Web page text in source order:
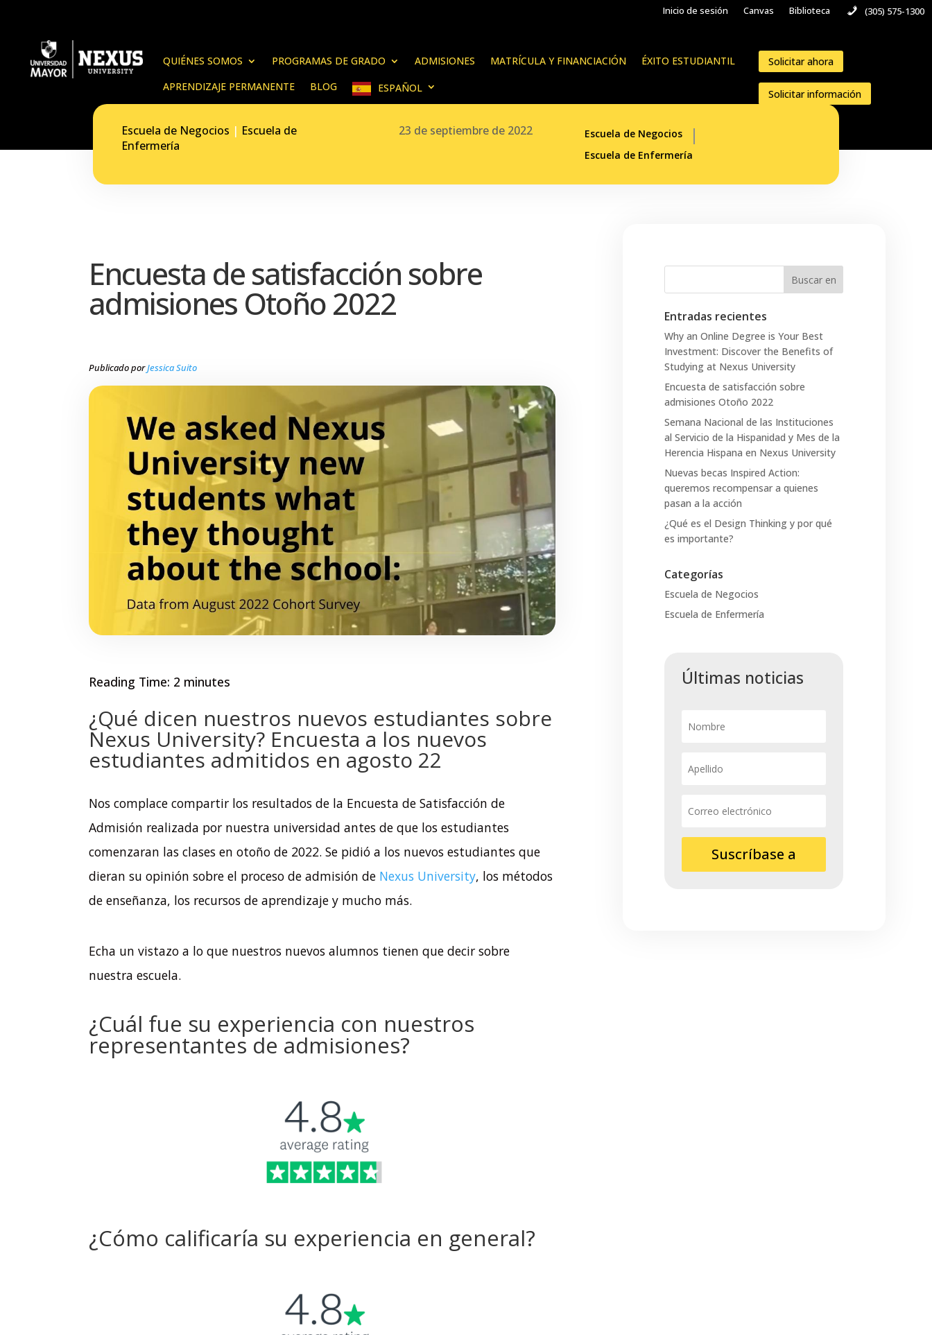
Inicio de sesión Canvas Biblioteca (305) 575-1300
QUIÉNES SOMOS PROGRAMAS DE GRADO ADMISIONES MATRÍCULA Y FINANCIACIÓN
ÉXITO ESTUDIANTIL
APRENDIZAJE PERMANENTE
BLOG ESPAÑOL
Solicitar ahora
Solicitar información
Escuela de Negocios | Escuela de
Enfermería
23 de septiembre de 2022
Escuela de Negocios
Escuela de Enfermería
Encuesta de satisfacción sobre
admisiones Otoño 2022
Publicado porJessica Suito
Reading Time: 2 minutes
¿Qué dicen nuestros nuevos estudiantes sobre
Nexus University? Encuesta a los nuevos
estudiantes admitidos en agosto 22
Nos complace compartir los resultados de la Encuesta de Satisfacción de
Admisión realizada por nuestra universidad antes de que los estudiantes
comenzaran las clases en otoño de 2022. Se pidió a los nuevos estudiantes que
dieran su opinión sobre el proceso de admisión de Nexus University, los métodos
de enseñanza, los recursos de aprendizaje y mucho más.
Echa un vistazo a lo que nuestros nuevos alumnos tienen que decir sobre
nuestra escuela.
¿Cuál fue su experiencia con nuestros
representantes de admisiones?
¿Cómo calificaría su experiencia en general?
Entradas recientes
Why an Online Degree is Your Best
Investment: Discover the Benefits of
Studying at Nexus University
Encuesta de satisfacción sobre
admisiones Otoño 2022
Semana Nacional de las Instituciones
al Servicio de la Hispanidad y Mes de la
Herencia Hispana en Nexus University
Nuevas becas Inspired Action:
queremos recompensar a quienes
pasan a la acción
¿Qué es el Design Thinking y por qué
es importante?
Categorías
Escuela de Negocios
Escuela de Enfermería
Últimas noticias
Suscríbase a